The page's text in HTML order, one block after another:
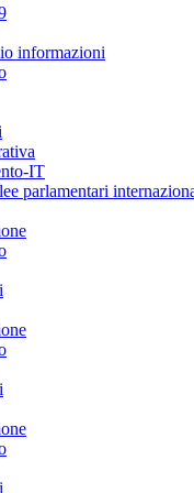
informazioni
IT
parlamentari